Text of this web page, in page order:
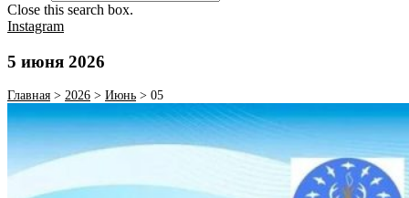
Close this search box.
Instagram
5 июня 2026
Главная > 2026 > Июнь > 05